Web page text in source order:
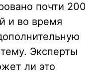
почти 200
и во время
Эксперты
ли это